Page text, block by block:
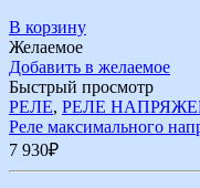
В корзину
Желаемое
Добавить в желаемое
Быстрый просмотр
РЕЛЕ, РЕЛЕ
Реле максимального
7 930₽